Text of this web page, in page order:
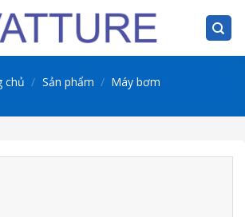
chủ / Sản phẩm / Máy bơm